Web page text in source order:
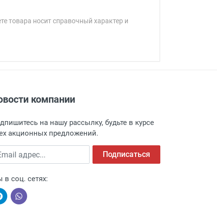
товара носит справочный характер и
г. Москва, Переведеновский
о поступлении товара.
пункт выдачи, чтобы избежать
компании
на нашу рассылку, будьте в курсе
акционных предложений.
адрес Подписаться
в соц. сетях: